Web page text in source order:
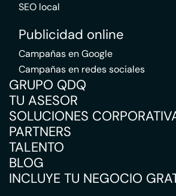
SEO local
Publicidad online
Campañas en Google
Campañas en redes sociales
GRUPO QDQ
TU ASESOR
SOLUCIONES
PARTNERS
TALENTO
BLOG
INCLUYE TU NEGOCIO